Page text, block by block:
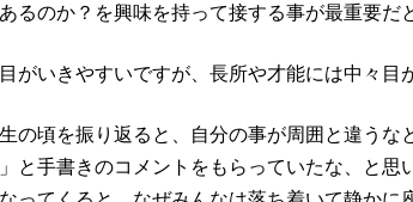
るのか？を興味を持って接する事が最重要だ
がいきやすいですが、長所や才能には中々目
の頃を振り返ると、自分の事が周囲と違うな
と手書きのコメントをもらっていたな、と思